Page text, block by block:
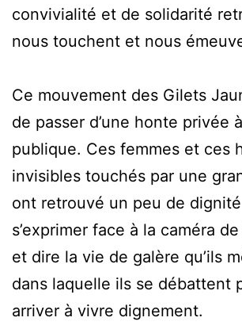
convivialité et de solidarité
nous touchent et nous
Ce mouvement des Gilets
de passer d’une honte privée
publique. Ces femmes et ces
invisibles touchés par une
ont retrouvé un peu de
s’exprimer face à la caméra
et dire la vie de galère qu’ils
dans laquelle ils se débattent
arriver à vivre dignement.